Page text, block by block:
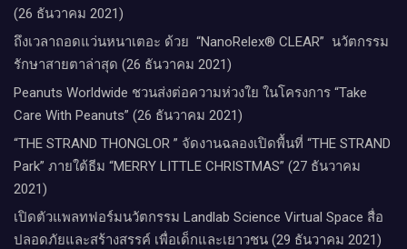
(26 ธันวาคม 2021)
ถึงเวลาถอดแว่นหนาเตอะ ด้วย “NanoRelex® CLEAR” นวัตกรรม
รักษาสายตาล่าสุด (26 ธันวาคม 2021)
Peanuts Worldwide ชวนส่งต่อความห่วงใย​ ​ในโครงการ “Take
Care With Peanuts” (26 ธันวาคม 2021)
“THE STRAND THONGLOR ” จัดงานฉลองเปิดพื้นที่ “THE STRAND
Park” ภายใต้ธีม “MERRY LITTLE CHRISTMAS” (27 ธันวาคม
2021)
เปิดตัวแพลทฟอร์มนวัตกรรม Landlab Science Virtual Space สื่อ
ปลอดภัยและสร้างสรรค์ เพื่อเด็กและเยาวชน (29 ธันวาคม 2021)